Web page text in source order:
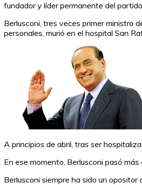
fundador y líder permanente del
Berlusconi, tres veces primer ministro
personales, murió en el hospital San
A principios de abril, tras ser
En ese momento, Berlusconi pasó
Berlusconi siempre ha sido un